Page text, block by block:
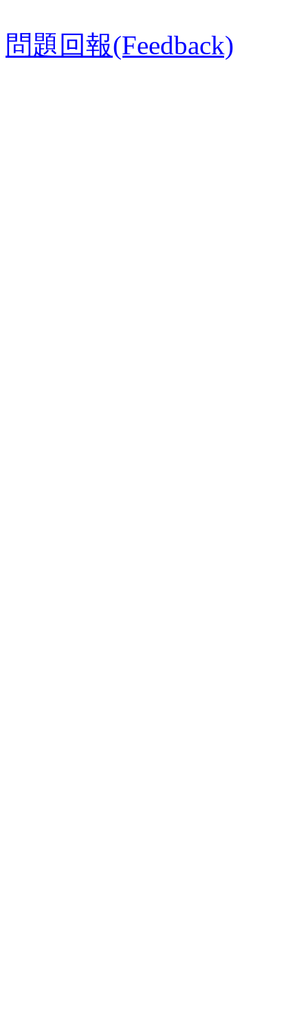
問題回報(Feedback)